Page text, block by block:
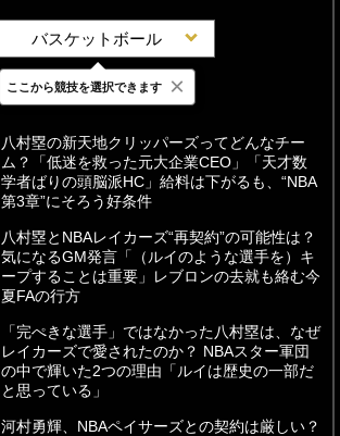
バスケットボール
最新 24時間 週間
八村塁の新天地クリッパーズってどんなチー
ム？「低迷を救った元大企業CEO」「天才数
学者ばりの頭脳派HC」給料は下がるも、“NBA
第3章”にそろう好条件
八村塁とNBAレイカーズ“再契約”の可能性は？
気になるGM発言「（ルイのような選手を）キ
ープすることは重要」レブロンの去就も絡む今
夏FAの行方
「完ぺきな選手」ではなかった八村塁は、なぜ
レイカーズで愛されたのか？ NBAスター軍団
の中で輝いた2つの理由「ルイは歴史の一部だ
と思っている」
河村勇輝、NBAペイサーズとの契約は厳しい？
ここから競技を選択できます ×